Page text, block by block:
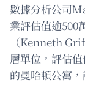
數據分析公司
業評估值逾500
（Kenneth
層單位，評估
的曼哈頓公寓，